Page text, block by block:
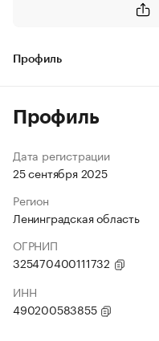
Профиль
Профиль
Дата регистрации
25 сентября 2025
Регион
Ленинградская область
ОГРНИП
325470400111732
ИНН
490200583855